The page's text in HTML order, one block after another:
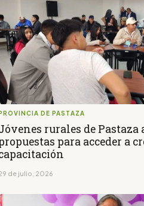
DE PASTAZA
rurales de Pastaza
para acceder a
de julio, 2026